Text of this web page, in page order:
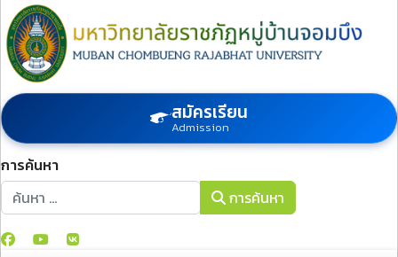
สมัครเรียน
Admission
การค้นหา
การค้นหา
การค้นหา